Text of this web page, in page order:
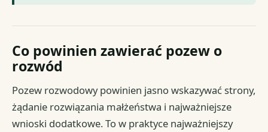
Co powinien zawierać pozew o
rozwód
Pozew rozwodowy powinien jasno wskazywać strony,
żądanie rozwiązania małżeństwa i najważniejsze
wnioski dodatkowe. To w praktyce najważniejszy